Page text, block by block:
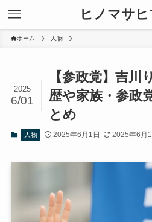
ヒノマサ
ホーム 人物
【参政党】吉
歴や家族・参政
とめ
2025
6/01
人物 2025年6月1日 2025年6月1